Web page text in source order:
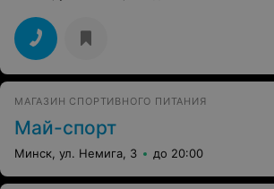
МАГАЗИН СПОРТИВНОГО ПИТАНИЯ
Май-спорт
Минск, ул. Немига, 3 до 20:00